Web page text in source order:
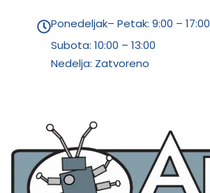
Ponedeljak– Petak: 9:00 – 17:00
Subota: 10:00 – 13:00
Nedelja: Zatvoreno